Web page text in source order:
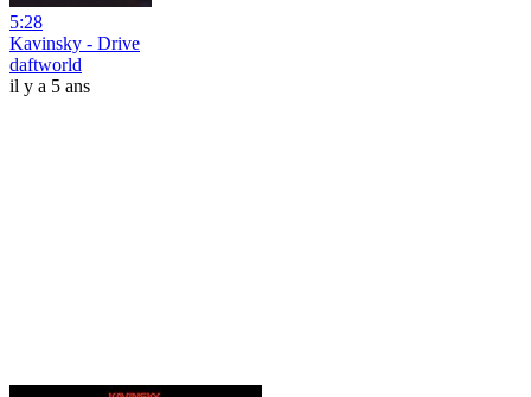
5:28
Kavinsky - Drive
daftworld
il y a 5 ans